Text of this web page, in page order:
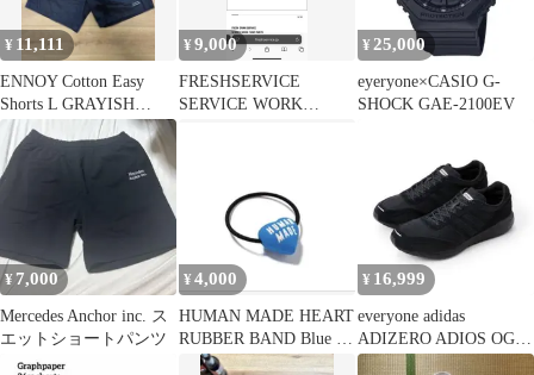
¥ 11,111
ENNOY Cotton Easy
Shorts L GRAYISH
NAVY
¥9,000
FRESHSERVICE
SERVICE WORK
¥ 25,000
eyeryone×CASIO G-
SHOCK GAE-2100EV
¥7,000
Mercedes Anchor inc. ス
エットショートパンツ
¥ 4,000
HUMAN MADE HEART
RUBBER BAND Blue ヘ
アゴム
¥ 16,999
everyone adidas
ADIZERO ADIOS OG
25.5cm